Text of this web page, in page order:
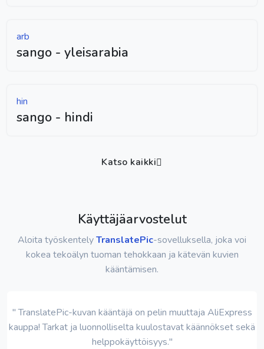
arb
sango - yleisarabia
hin
sango - hindi
Katso kaikki
Käyttäjäarvostelut
Aloita työskentelyTranslatePic-sovelluksella, joka voi
kokea tekoälyn tuoman tehokkaan ja kätevän kuvien
kääntämisen.
" TranslatePic-kuvan kääntäjä on pelin muuttaja AliExpress
kauppa! Tarkat ja luonnolliselta kuulostavat käännökset sekä
helppokäyttöisyys."